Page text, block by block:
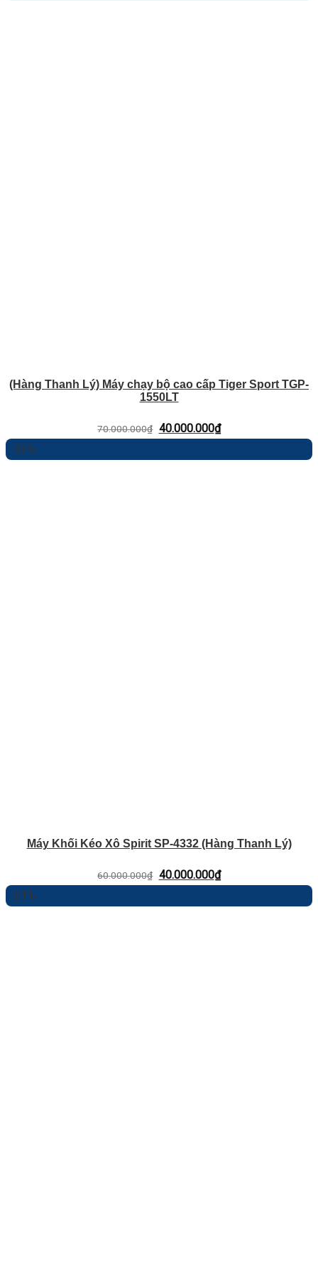
(Hàng Thanh Lý) Máy chạy bộ cao cấp Tiger Sport TGP-
1550LT
70.000.000₫ Giá
gốc
70.000.000₫.
40.000.000₫Giá
hiện
là:
-33%
Máy Khối Kéo Xô Spirit SP-4332 (Hàng Thanh Lý)
60.000.000₫ Giá
gốc
60.000.000₫.
40.000.000₫Giá
hiện
là:
-51%